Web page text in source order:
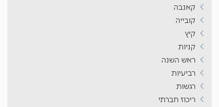
קאנבה
קובייה
קיץ
קניות
ראש השנה
רביעיות
רגשות
ריכוז חברתי